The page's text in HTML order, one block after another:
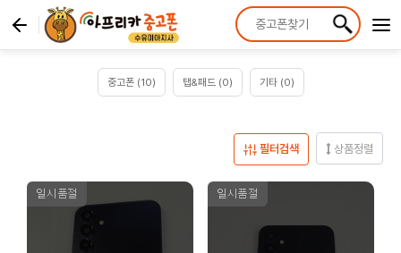
중고폰 (10) 탭&패드 (0) 기타 (0)
필터검색 상품정렬
일시품절 일시품절